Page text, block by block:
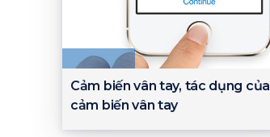
Cảm biến vân tay, tác dụng của
cảm biến vân tay